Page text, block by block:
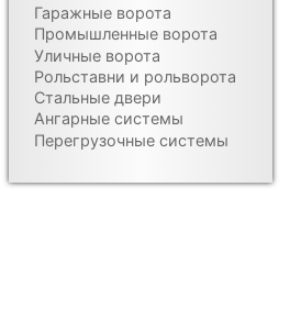
Гаражные ворота
Промышленные ворота
Уличные ворота
Рольставни и рольворота
Стальные двери
Ангарные системы
Перегрузочные системы